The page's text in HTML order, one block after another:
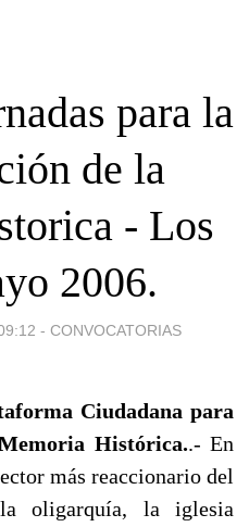
para la
de la
- Los
2006.
- CONVOCATORIAS
Ciudadana para
Histórica..- En
más reaccionario del
oligarquía, la iglesia